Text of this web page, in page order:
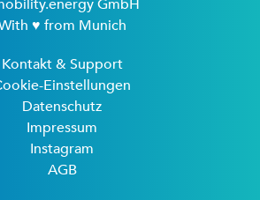
GmbH
♥ from Munich
Kontakt & Support
Einstellungen
Datenschutz
Impressum
Instagram
AGB